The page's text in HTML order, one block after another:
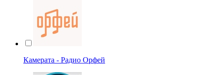
Камерата - Радио Орфей